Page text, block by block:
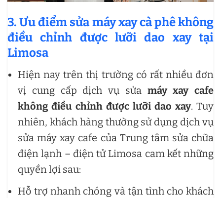
3. Ưu điểm sửa máy xay cà phê không
điều chỉnh được lưỡi dao xay tại
Limosa
Hiện nay trên thị trường có rất nhiều đơn
vị cung cấp dịch vụ sửa máy xay cafe
không điều chỉnh được lưỡi dao xay. Tuy
nhiên, khách hàng thường sử dụng dịch vụ
sửa máy xay cafe của Trung tâm sửa chữa
điện lạnh – điện tử Limosa cam kết những
quyền lợi sau:
Hỗ trợ nhanh chóng và tận tình cho khách